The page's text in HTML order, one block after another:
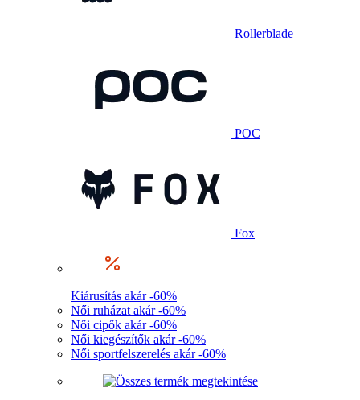
Rollerblade
POC
Fox
Kiárusítás akár -60%
Női ruházat akár -60%
Női cipők akár -60%
Női kiegészítők akár -60%
Női sportfelszerelés akár -60%